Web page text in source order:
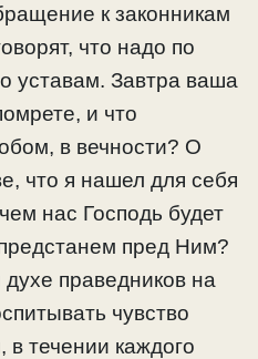
к законникам
что надо по
уставам. Завтра ваша
и что
в вечности? О
что я нашел для себя
нас Господь будет
пред Ним?
праведников на
чувство
течении каждого